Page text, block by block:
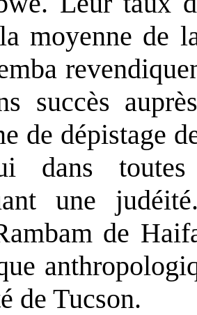
moyenne de
succès
de dépistage
dans
une
de
de Tucson.